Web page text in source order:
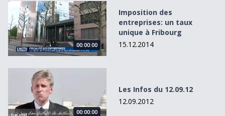
Imposition des entreprises: un taux unique à Fribourg
00:00:00
Imposition des
entreprises: un taux
unique à Fribourg
15.12.2014
Les Infos du 12.09.12
00:00:00
Les Infos du 12.09.12
12.09.2012